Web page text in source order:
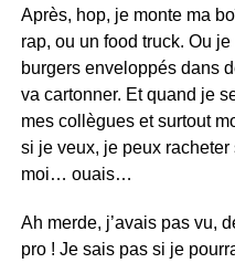
Après, hop, je monte ma
rap, ou un food truck. Ou
burgers enveloppés dans
va cartonner. Et quand je
mes collègues et surtout
si je veux, je peux
moi… ouais…
Ah merde, j’avais pas vu,
pro ! Je sais pas si je